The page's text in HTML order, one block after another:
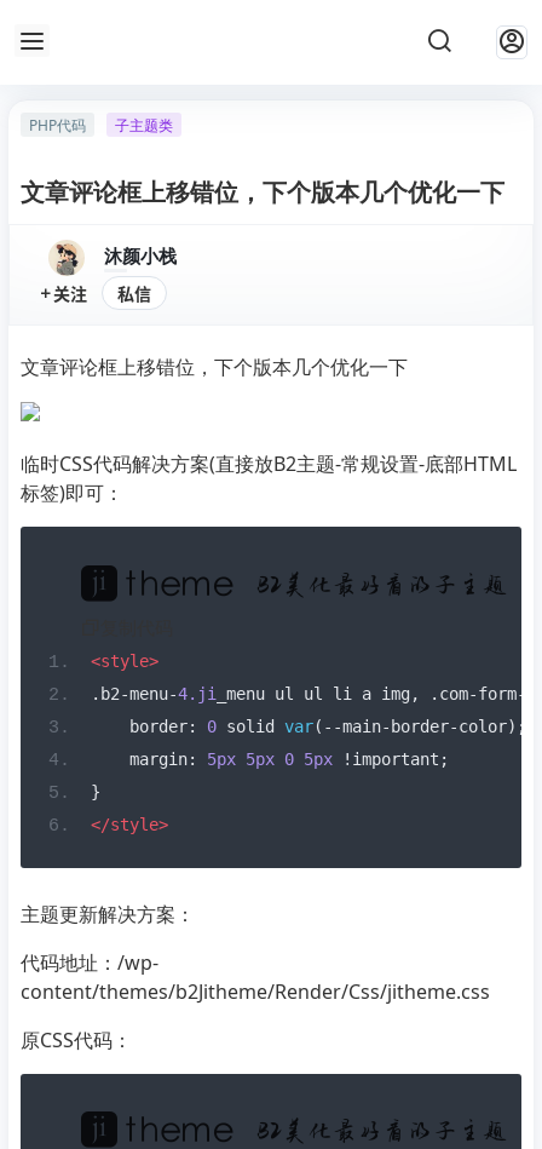
PHP代码 子主题类
文章评论框上移错位，下个版本几个优化一下
沐颜小栈
关注 私信
文章评论框上移错位，下个版本几个优化一下
临时CSS代码解决方案(直接放B2主题-常规设置-底部HTML
标签)即可：
<style>
. b2-menu-4.ji _menu ul ul li a img , . com-form-
    border
: 0 solid var(--main-border-color);
    margin
: 5px 5px 0 5px ! important ;
}
</style>
主题更新解决方案：
代码地址：/wp-
content/themes/b2Jitheme/Render/Css/jitheme.css
原CSS代码：